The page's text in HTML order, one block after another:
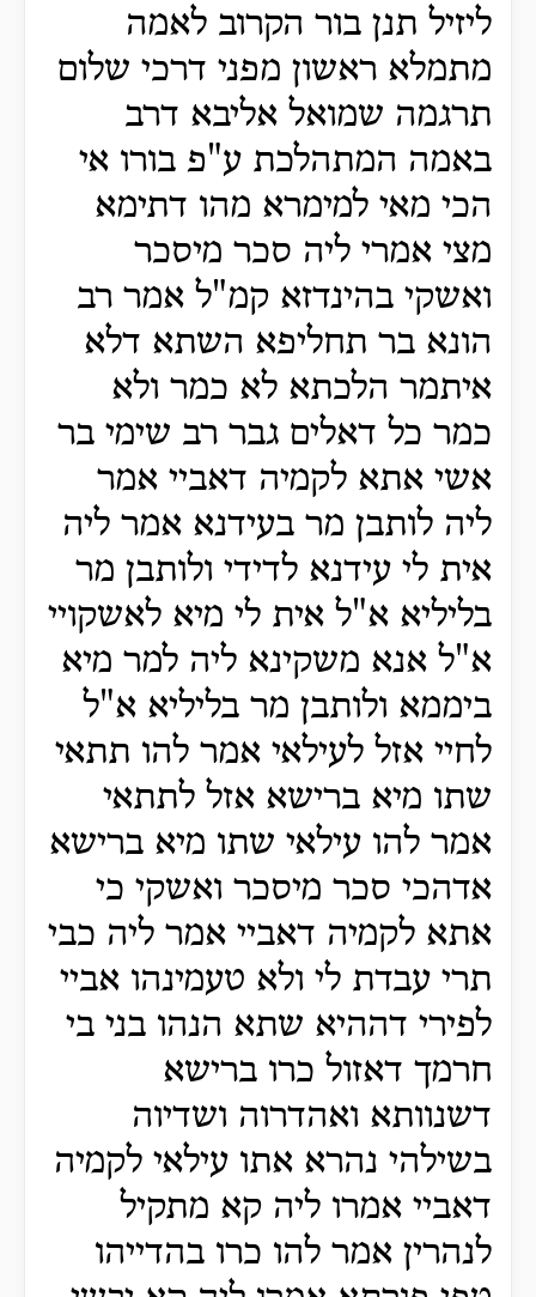
ליזיל תנן בור הקרוב לאמה
מתמלא ראשון מפני דרכי שלום
תרגמה שמואל אליבא דרב
באמה המתהלכת ע"פ בורו אי
הכי מאי למימרא מהו דתימא
מצי אמרי ליה סכר מיסכר
ואשקי בהינדזא קמ"ל אמר רב
הונא בר תחליפא השתא דלא
איתמר הלכתא לא כמר ולא
כמר כל דאלים גבר רב שימי בר
אשי אתא לקמיה דאביי אמר
ליה לותבן מר בעידנא אמר ליה
אית לי עידנא לדידי ולותבן מר
בליליא א"ל אית לי מיא לאשקויי
א"ל אנא משקינא ליה למר מיא
ביממא ולותבן מר בליליא א"ל
לחיי אזל לעילאי אמר להו תתאי
שתו מיא ברישא אזל לתתאי
אמר להו עילאי שתו מיא ברישא
אדהכי סכר מיסכר ואשקי כי
אתא לקמיה דאביי אמר ליה כבי
תרי עבדת לי ולא טעמינהו אביי
לפירי דההיא שתא הנהו בני בי
חרמך דאזול כרו ברישא
דשנוותא ואהדרוה ושדיוה
בשילהי נהרא אתו עילאי לקמיה
דאביי אמרו ליה קא מתקיל
לנהרין אמר להו כרו בהדייהו